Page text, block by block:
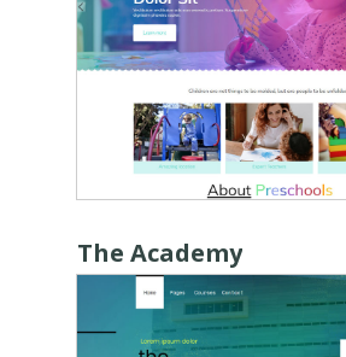
The Academy